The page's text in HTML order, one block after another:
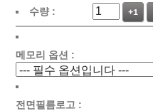
수량 :
+1
메모리 옵션 :
전면필름로고 :